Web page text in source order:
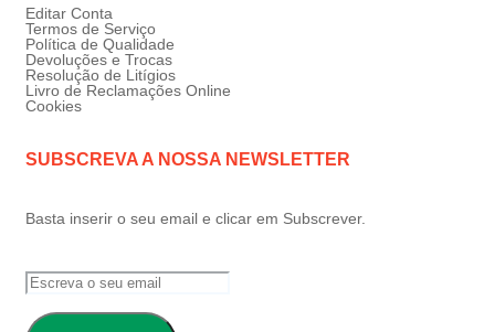
Editar Conta
Termos de Serviço
Política de Qualidade
Devoluções e Trocas
Resolução de Litígios
Livro de Reclamações Online
Cookies
SUBSCREVA A NOSSA NEWSLETTER
Basta inserir o seu email e clicar em Subscrever.